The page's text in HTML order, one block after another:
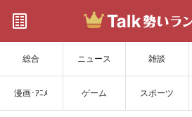
総合 ニュース 雑談
漫画･ｱﾆﾒ ゲーム スポーツ
サイトを更新